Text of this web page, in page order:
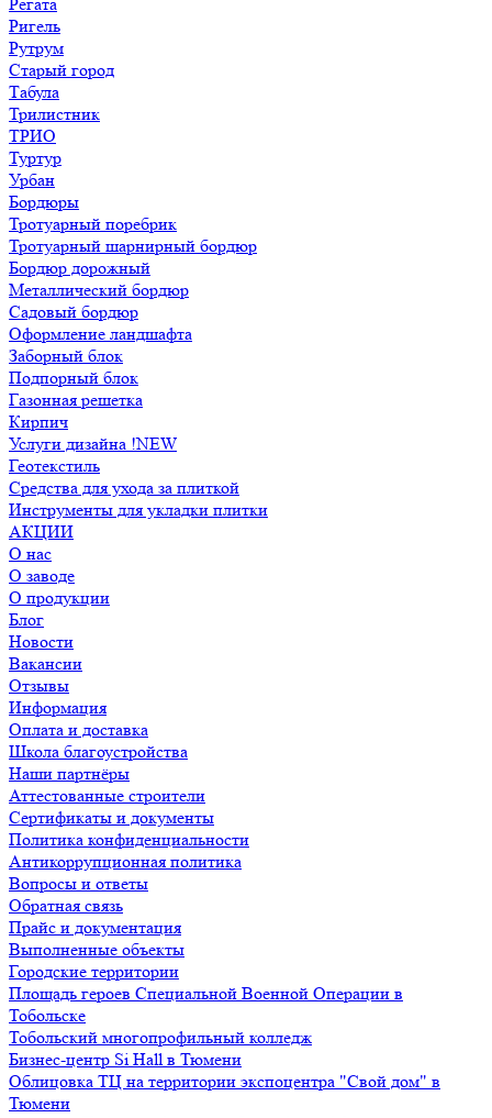
Ригель
Рутрум
Старый город
Табула
Трилистник
ТРИО
Туртур
Урбан
Бордюры
Тротуарный поребрик
Тротуарный шарнирный бордюр
Бордюр дорожный
Металлический бордюр
Садовый бордюр
Оформление ландшафта
Заборный блок
Подпорный блок
Газонная решетка
Кирпич
Услуги дизайна !NEW
Геотекстиль
Средства для ухода за плиткой
Инструменты для укладки плитки
АКЦИИ
О нас
О заводе
О продукции
Блог
Новости
Вакансии
Отзывы
Информация
Оплата и доставка
Школа благоустройства
Наши партнёры
Аттестованные строители
Сертификаты и документы
Политика конфиденциальности
Антикоррупционная политика
Вопросы и ответы
Обратная связь
Прайс и документация
Выполненные объекты
Городские территории
Площадь героев Специальной Военной Операции в
Тобольске
Тобольский многопрофильный колледж
Бизнес-центр Si Hall в Тюмени
Облицовка ТЦ на территории экспоцентра "Свой дом" в
Тюмени